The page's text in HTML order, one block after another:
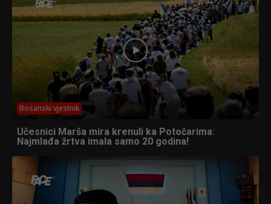
Bosanski vjestnik
Učesnici Marša mira krenuli ka Potočarima:
Najmlađa žrtva imala samo 20 godina!